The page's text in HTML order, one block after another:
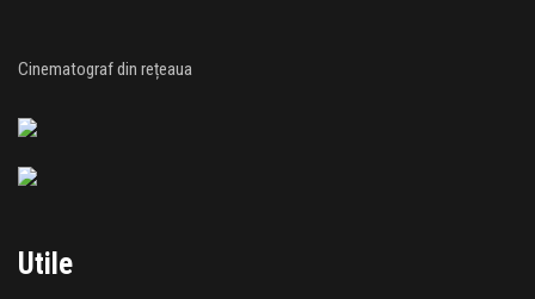
Cinematograf din rețeaua
Utile